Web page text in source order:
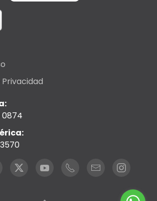
0874